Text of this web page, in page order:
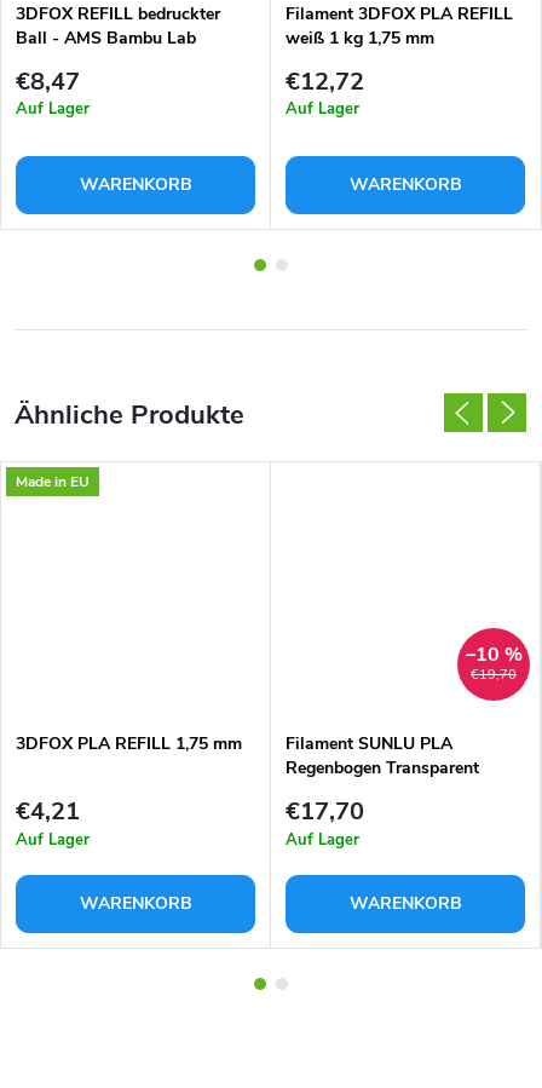
3DFOX REFILL bedruckter
Ball - AMS Bambu Lab
€8,47
Auf Lager
WARENKORB
Filament 3DFOX PLA REFILL
weiß 1 kg 1,75 mm
€12,72
Auf Lager
WARENKORB
Made in EU
3DFOX PLA REFILL 1,75 mm
€4,21
Auf Lager
WARENKORB
€19,70
–10 %
Filament SUNLU PLA
Regenbogen Transparent
€17,70
Auf Lager
WARENKORB